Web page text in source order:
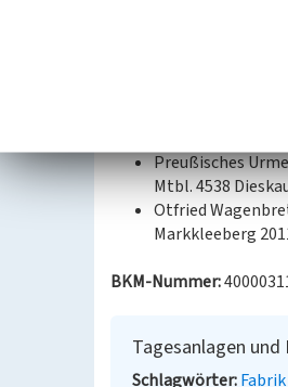
Ziegel- und
Preußisches
Mtbl. 4538
Otfried
Markkleeberg
BKM-Nummer:
Tagesanlagen und
Schlagwörter